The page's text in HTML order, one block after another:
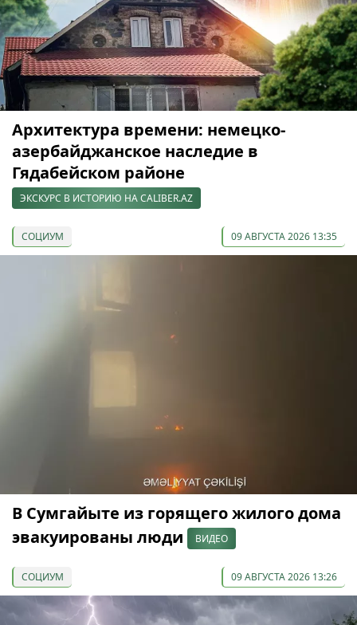
Архитектура времени: немецко-
азербайджанское наследие в
Гядабейском районе
ЭКСКУРС В ИСТОРИЮ НА CALIBER.AZ
СОЦИУМ 09 АВГУСТА 2026 13:35
В Сумгайыте из горящего жилого дома
эвакуированы люди
ВИДЕО
СОЦИУМ 09 АВГУСТА 2026 13:26